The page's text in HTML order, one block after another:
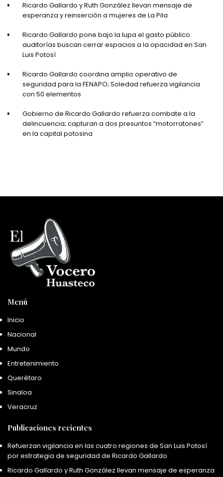
Ricardo Gallardo y Ruth González llevan mensaje de
esperanza y reinserción a mujeres de La Pila
Ricardo Gallardo pone bajo la lupa el gasto público:
auditorías buscan cerrar espacios a la opacidad en San
Luis Potosí
Ricardo Gallardo coordina amplio operativo de
seguridad para la FENAPO; Soledad refuerza vigilancia
con 50 elementos
Gobierno de Ricardo Gallardo refuerza combate a la
delincuencia; capturan a dos presuntos “motorratones”
en la capital potosina
Menú
Inicio
Nacional
Mundo
Entretenimiento
Querétaro
Sinaloa
Veracruz
Publicaciones recientes
Refuerzan vigilancia en las cuatro regiones de San Luis Potosí
por estrategia de seguridad de Ricardo Gallardo
Ricardo Gallardo y Ruth González llevan mensaje de esperanza